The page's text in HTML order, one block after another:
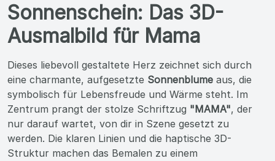
Sonnenschein: Das 3D-
Ausmalbild für Mama
Dieses liebevoll gestaltete Herz zeichnet sich durch
eine charmante, aufgesetzte Sonnenblume aus, die
symbolisch für Lebensfreude und Wärme steht. Im
Zentrum prangt der stolze Schriftzug "MAMA", der
nur darauf wartet, von dir in Szene gesetzt zu
werden. Die klaren Linien und die haptische 3D-
Struktur machen das Bemalen zu einem